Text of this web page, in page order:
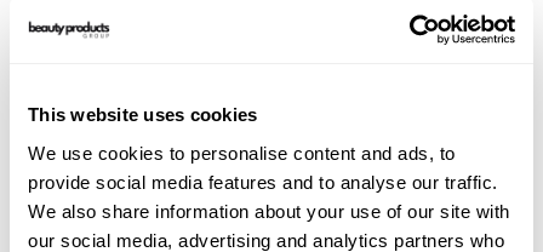
This website uses cookies
We use cookies to personalise content and ads, to
provide social media features and to analyse our traffic.
We also share information about your use of our site with
our social media, advertising and analytics partners who
Beskrivelse Teknisk info
Brukerveiledning INCI